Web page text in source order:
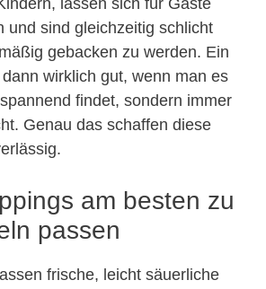
lassen sich für Gäste
und sind gleichzeitig schlicht
gebacken zu werden. Ein
wirklich gut, wenn man es
findet, sondern immer
Genau das schaffen diese
am besten zu
passen
frische, leicht säuerliche